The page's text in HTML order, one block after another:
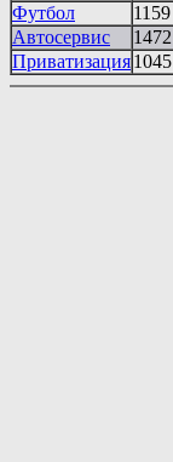
Футбол 1159
Автосервис
1472
Приватизация1045